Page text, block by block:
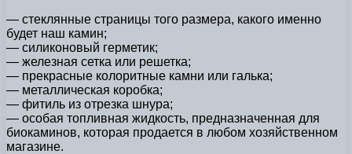
— стеклянные страницы того размера, какого именно
будет наш камин;
— силиконовый герметик;
— железная сетка или решетка;
— прекрасные колоритные камни или галька;
— металлическая коробка;
— фитиль из отрезка шнура;
— особая топливная жидкость, предназначенная для
биокаминов, которая продается в любом хозяйственном
магазине.